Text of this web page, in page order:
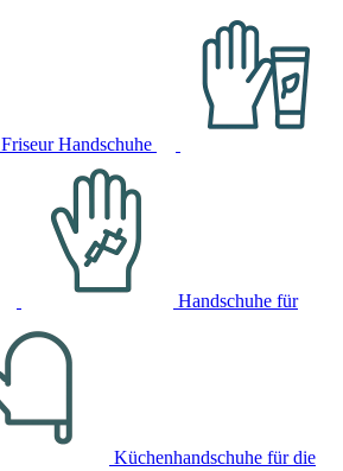
Friseur Handschuhe
Handschuhe für
Küchenhandschuhe für die